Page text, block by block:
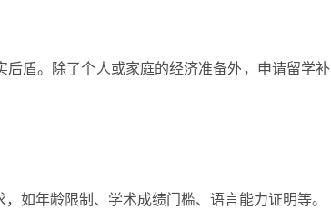
盾。除了个人或家庭的经济准备外，申请留学补
年龄限制、学术成绩门槛、语言能力证明等。